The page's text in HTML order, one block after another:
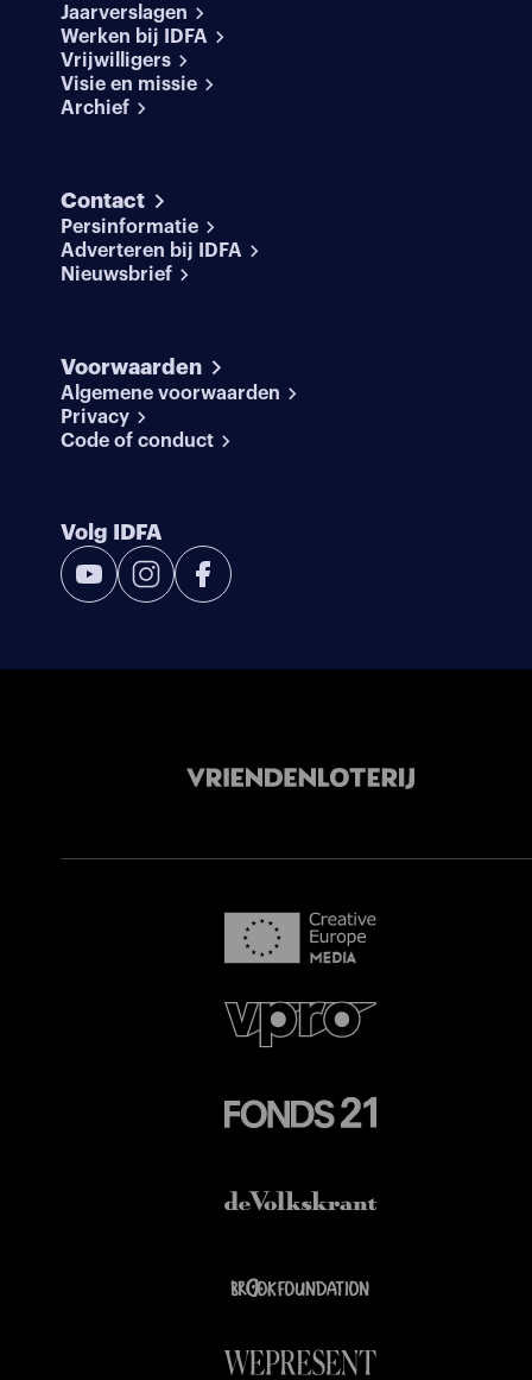
Jaarverslagen
Werken bij IDFA
Vrijwilligers
Visie en missie
Archief
Contact
Persinformatie
Adverteren bij IDFA
Nieuwsbrief
Voorwaarden
Algemene voorwaarden
Privacy
Code of conduct
Volg IDFA